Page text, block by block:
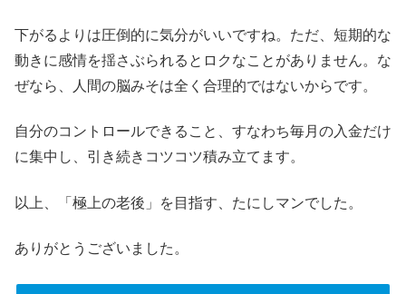
下がるよりは圧倒的に気分がいいですね。ただ、短期的な
動きに感情を揺さぶられるとロクなことがありません。な
ぜなら、人間の脳みそは全く合理的ではないからです。
自分のコントロールできること、すなわち毎月の入金だけ
に集中し、引き続きコツコツ積み立てます。
以上、「極上の老後」を目指す、たにしマンでした。
ありがとうございました。